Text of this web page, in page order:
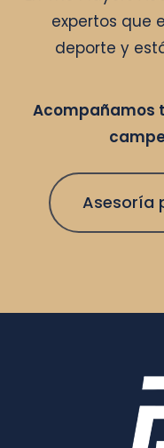
expertos que
deporte y
Acompañamos
Asesoría